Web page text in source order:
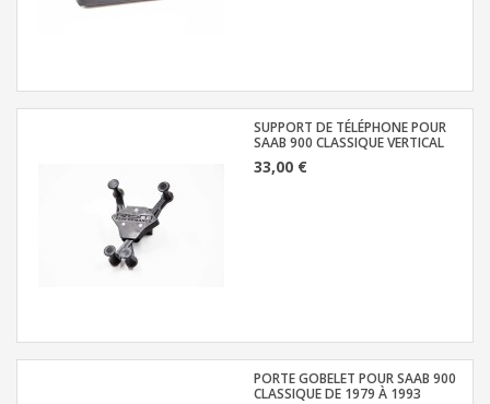
SUPPORT DE TÉLÉPHONE POUR
SAAB 900 CLASSIQUE VERTICAL
33,00 €
PORTE GOBELET POUR SAAB 900
CLASSIQUE DE 1979 À 1993